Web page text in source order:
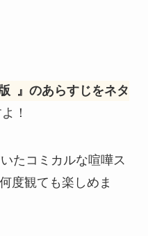
』のあらすじをネタ
！
たコミカルな喧嘩ス
度観ても楽しめま